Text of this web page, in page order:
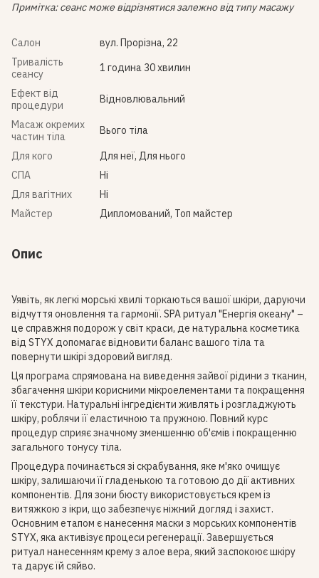
Примітка: сеанс може відрізнятися залежно від типу масажу
Салон
вул. Прорізна, 22
Тривалість
сеансу
1 година 30 хвилин
Ефект від
процедури
Відновлювальний
Масаж окремих
частин тіла
Вього тіла
Для кого
Для неї, Для нього
СПА
Ні
Для вагітних
Ні
Майстер
Дипломований, Топ майстер
Опис
Уявіть, як легкі морські хвилі торкаються вашої шкіри, даруючи
відчуття оновлення та гармонії. SPA ритуал "Енергія океану" –
це справжня подорож у світ краси, де натуральна косметика
від STYX допомагає відновити баланс вашого тіла та
повернути шкірі здоровий вигляд.
Ця програма спрямована на виведення зайвої рідини з тканин,
збагачення шкіри корисними мікроелементами та покращення
її текстури. Натуральні інгредієнти живлять і розгладжують
шкіру, роблячи її еластичною та пружною. Повний курс
процедур сприяє значному зменшенню об'ємів і покращенню
загального тонусу тіла.
Процедура починається зі скрабування, яке м'яко очищує
шкіру, залишаючи її гладенькою та готовою до дії активних
компонентів. Для зони бюсту використовується крем із
витяжкою з ікри, що забезпечує ніжний догляд і захист.
Основним етапом є нанесення маски з морських компонентів
STYX, яка активізує процеси регенерації. Завершується
ритуал нанесенням крему з алое вера, який заспокоює шкіру
та дарує їй сяйво.